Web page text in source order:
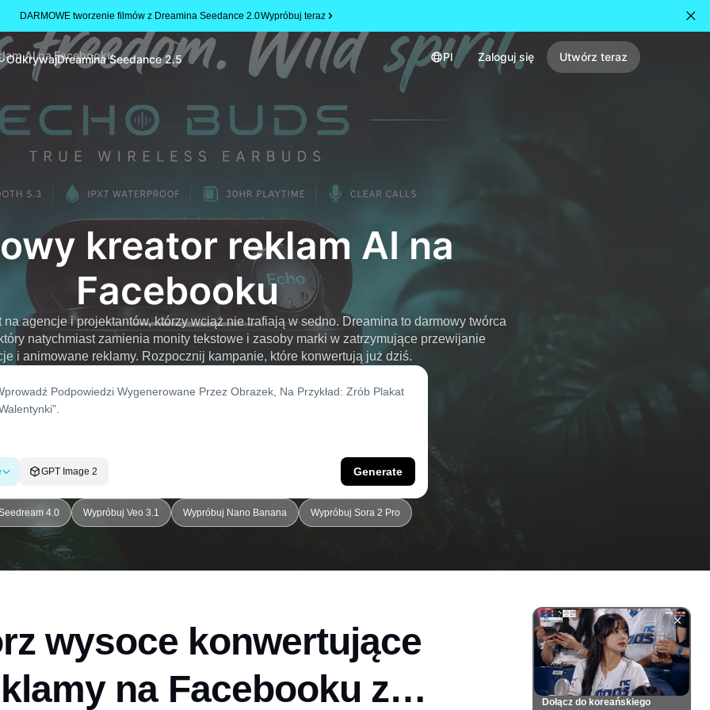
DARMOWE tworzenie filmów z Dreamina Seedance 2.0Wypróbuj teraz
OdkrywajDreamina Seedance 2.5 Pl Zaloguj się Utwórz teraz
AI na Facebooku
kreator reklam AI na
Facebooku
na agencje i projektantów, którzy wciąż nie trafiają w sedno. Dreamina to darmowy twórca
natychmiast zamienia monity tekstowe i zasoby marki w zatrzymujące przewijanie
i animowane reklamy. Rozpocznij kampanie, które konwertują już dziś.
GPT Image 2 Generate
4.0 Wypróbuj Veo 3.1 Wypróbuj Nano Banana Wypróbuj Sora 2 Pro
wysoce konwertujące
na Facebooku z
Dołącz do koreańskiego